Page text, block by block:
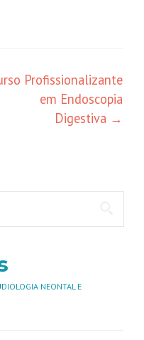
Profissionalizante
em Endoscopia
Digestiva →
NEONTAL E